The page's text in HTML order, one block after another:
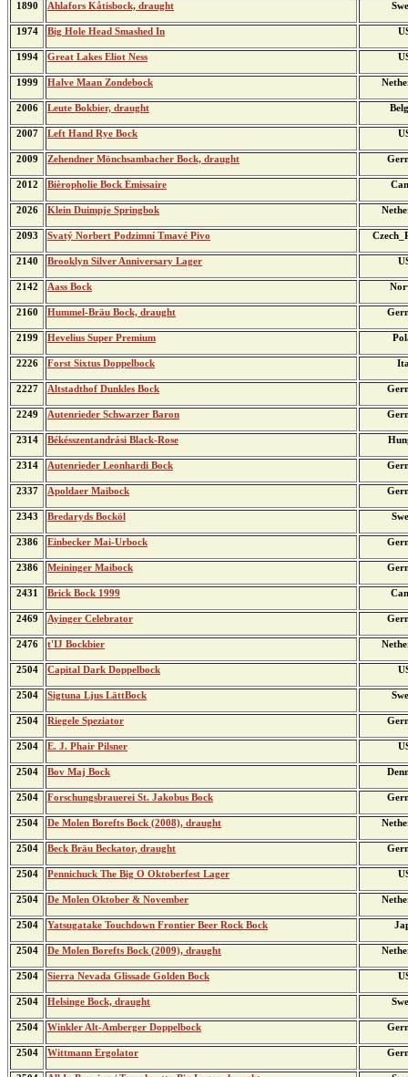
1890 Ahlafors Kåtisbock, draught
1974 Big Hole Head Smashed In
1994 Great Lakes Eliot Ness
1999 Halve Maan Zondebock
2006 Leute Bokbier, draught
2007 Left Hand Rye Bock
2009 Zehendner Mönchsambacher Bock, draught
2012 Bièropholie Bock Émissaire
2026 Klein Duimpje Springbok
2093 Svatý Norbert Podzimní Tmavé Pivo
2140 Brooklyn Silver Anniversary Lager
2142 Aass Bock
2160 Hummel-Bräu Bock, draught
2199 Hevelius Super Premium
2226 Forst Sixtus Doppelbock
2227 Altstadthof Dunkles Bock
2249 Autenrieder Schwarzer Baron
2314 Békésszentandrási Black-Rose
2314 Autenrieder Leonhardi Bock
2337 Apoldaer Maibock
2343 Bredaryds Bocköl
2386 Einbecker Mai-Urbock
2386 Meininger Maibock
2431 Brick Bock 1999
2469 Ayinger Celebrator
2476 t'IJ Bockbier
2504 Capital Dark Doppelbock
2504 Sigtuna Ljus LättBock
2504 Riegele Speziator
2504 E. J. Phair Pilsner
2504 Bov Maj Bock
2504 Forschungsbrauerei St. Jakobus Bock
2504 De Molen Borefts Bock (2008), draught
2504 Beck Bräu Beckator, draught
2504 Pennichuck The Big O Oktoberfest Lager
2504 De Molen Oktober & November
2504 Yatsugatake Touchdown Frontier Beer Rock Bock
2504 De Molen Borefts Bock (2009), draught
2504 Sierra Nevada Glissade Golden Bock
2504 Helsinge Bock, draught
2504 Winkler Alt-Amberger Doppelbock
2504 Wittmann Ergolator